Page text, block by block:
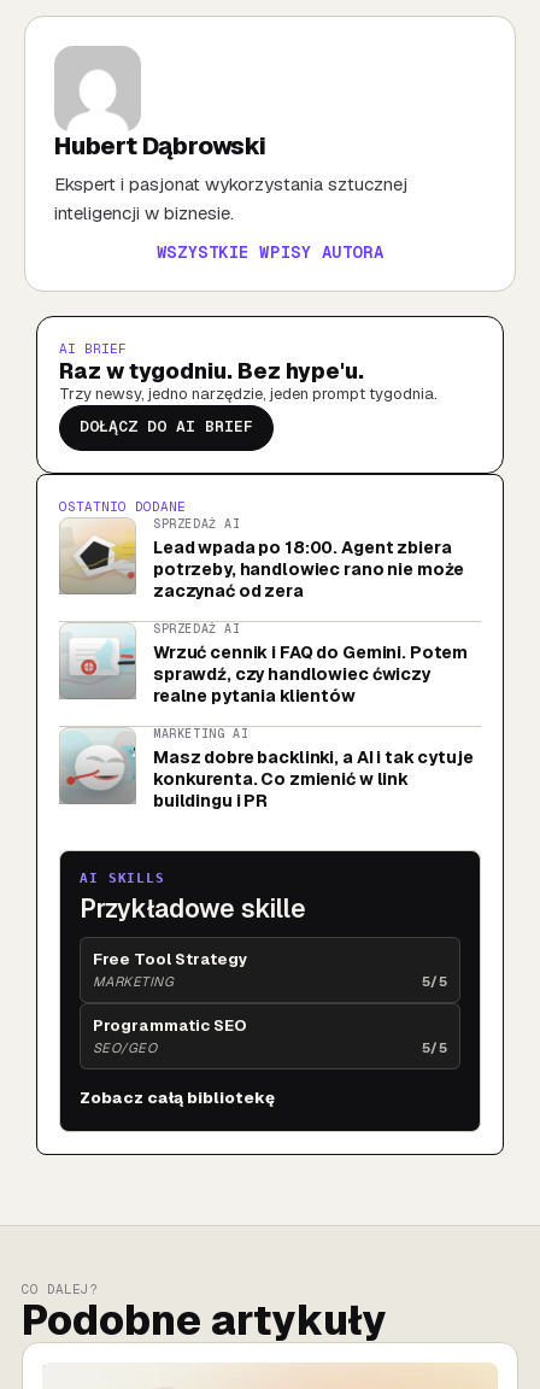
Hubert Dąbrowski
Ekspert i pasjonat wykorzystania sztucznej
inteligencji w biznesie.
WSZYSTKIE WPISY AUTORA
AI BRIEF
Raz w tygodniu. Bez hype'u.
Trzy newsy, jedno narzędzie, jeden prompt tygodnia.
DOŁĄCZ DO AI BRIEF
OSTATNIO DODANE
SPRZEDAŻ AI
Lead wpada po 18:00. Agent zbiera
potrzeby, handlowiec rano nie może
zaczynać od zera
SPRZEDAŻ AI
Wrzuć cennik i FAQ do Gemini. Potem
sprawdź, czy handlowiec ćwiczy
realne pytania klientów
MARKETING AI
Masz dobre backlinki, a AI i tak cytuje
konkurenta. Co zmienić w link
buildingu i PR
AI SKILLS
Przykładowe skille
Free Tool Strategy
MARKETING 5/5
Programmatic SEO
SEO/GEO 5/5
Zobacz całą bibliotekę
CO DALEJ?
Podobne artykuły
SPRZEDAŻ AI